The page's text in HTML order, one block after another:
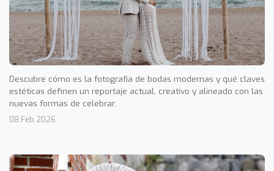
Descubre cómo es la fotografía de bodas modernas y qué claves
estéticas definen un reportaje actual, creativo y alineado con las
nuevas formas de celebrar.
08 Feb 2026